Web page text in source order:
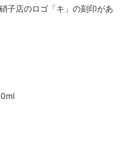
子店のロゴ「キ」の刻印があ